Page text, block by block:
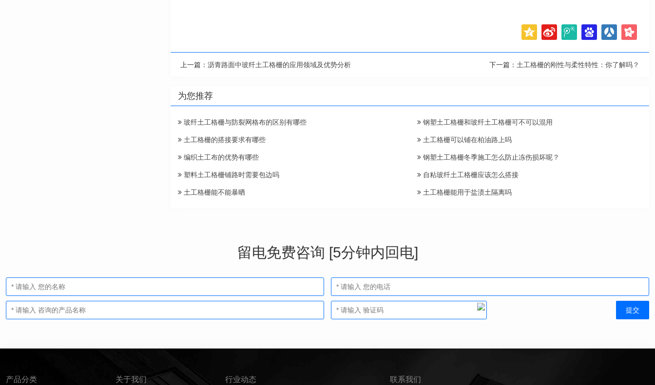
上一篇： 沥青路面中玻纤土工格栅的应用领域及优势分析 下一篇： 土工格栅的刚性与柔性特性：你了解吗？
为您推荐
玻纤土工格栅与防裂网格布的区别有哪些 钢塑土工格栅和玻纤土工格栅可不可以混用
土工格栅的搭接要求有哪些 土工格栅可以铺在柏油路上吗
编织土工布的优势有哪些 钢塑土工格栅冬季施工怎么防止冻伤损坏呢？
塑料土工格栅铺路时需要包边吗 自粘玻纤土工格栅应该怎么搭接
土工格栅能不能暴晒 土工格栅能用于盐渍土隔离吗
留电免费咨询 [5分钟内回电]
产品分类 关于我们 行业动态 联系我们